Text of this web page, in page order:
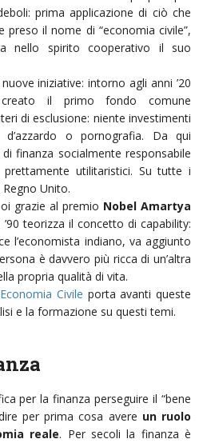
prima applicazione di ciò che
il nome di “economia civile”,
nello spirito cooperativo il suo
iniziative: intorno agli anni ’20
il primo fondo comune
di esclusione: niente investimenti
o pornografia. Da qui
finanza socialmente responsabile
utilitaristici. Su tutte i
Unito.
grazie al premio Nobel Amartya
’90 teorizza il concetto di capability:
l’economista indiano, va aggiunto
è davvero più ricca di un’altra
propria qualità di vita.
Civile porta avanti queste
e la formazione su questi temi.
per la finanza perseguire il “bene
per prima cosa avere un ruolo
reale. Per secoli la finanza è